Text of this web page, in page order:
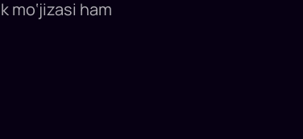
mo‘jizasi ham